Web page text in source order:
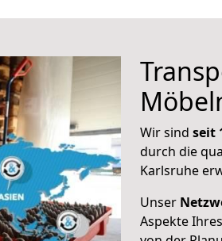
Wir sind seit
durch die
Karlsruhe
Unser
Aspekte